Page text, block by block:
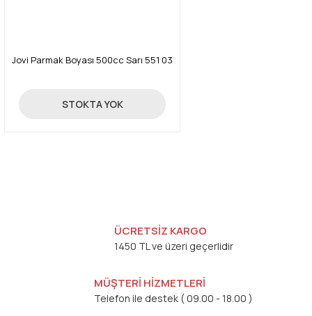
Jovi Parmak Boyası 500cc Sarı 551 03
38,01 TL
STOKTA YOK
ÜCRETSİZ KARGO
1450 TL ve üzeri geçerlidir
MÜŞTERİ HİZMETLERİ
Telefon ile destek ( 09.00 - 18.00 )